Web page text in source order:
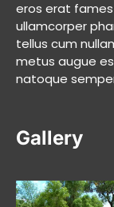
eros erat
ullamcorper
tellus cum
metus augue
natoque
Gallery